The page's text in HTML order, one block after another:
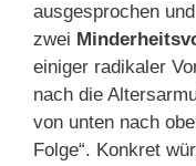
ausgesprochen und
zwei
einiger radikaler
nach die
von unten nach
Folge“. Konkret